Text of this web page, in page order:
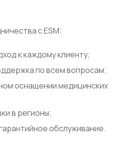
с ESM:
к каждому клиенту;
по всем вопросам;
оснащении медицинских
в регионы;
обслуживание.